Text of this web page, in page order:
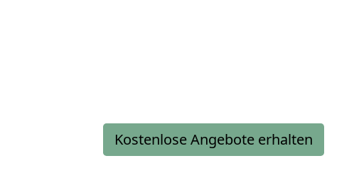
Kostenlose Angebote erhalten